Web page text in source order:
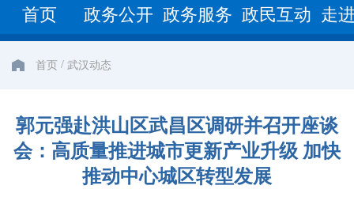
首页 政务公开 政务服务 政民互动 走
首页 / 武汉动态
郭元强赴洪山区武昌区调研并召开座谈
会：高质量推进城市更新产业升级 加快
推动中心城区转型发展